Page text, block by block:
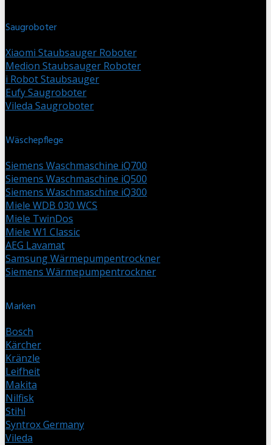
Saugroboter
Xiaomi Staubsauger Roboter
Medion Staubsauger Roboter
i Robot Staubsauger
Eufy Saugroboter
Vileda Saugroboter
Wäschepflege
Siemens Waschmaschine iQ700
Siemens Waschmaschine iQ500
Siemens Waschmaschine iQ300
Miele WDB 030 WCS
Miele TwinDos
Miele W1 Classic
AEG Lavamat
Samsung Wärmepumpentrockner
Siemens Wärmepumpentrockner
Marken
Bosch
Kärcher
Kränzle
Leifheit
Makita
Nilfisk
Stihl
Syntrox Germany
Vileda